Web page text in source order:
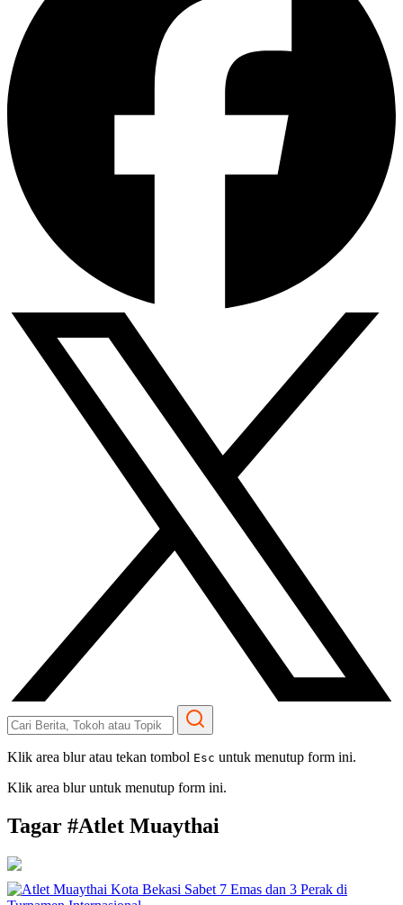
Klik area blur atau tekan tombol Esc untuk menutup form ini.
Klik area blur untuk menutup form ini.
Tagar #Atlet Muaythai